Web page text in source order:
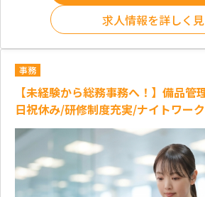
求人情報を詳しく
事務
【未経験から総務事務へ！】備品
日祝休み/研修制度充実/ナイトワー